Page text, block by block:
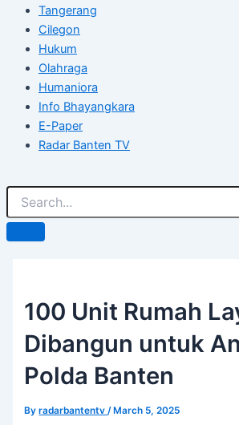
Tangerang
Cilegon
Hukum
Olahraga
Humaniora
Info Bhayangkara
E-Paper
Radar Banten TV
100 Unit Rumah
Dibangun untuk
Polda Banten
Byradarbantentv/ March 5, 2025